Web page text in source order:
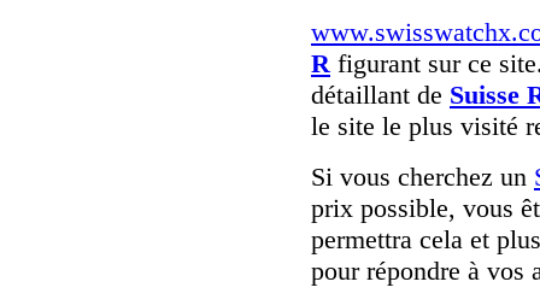
R figurant sur ce
détaillant de Suisse
le site le plus visité
Si vous cherchez un
prix possible, vous
permettra cela et
pour répondre à vos